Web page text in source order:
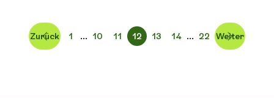
Zurück 1 ... 10 11 12 13 14 ... 22 Weiter